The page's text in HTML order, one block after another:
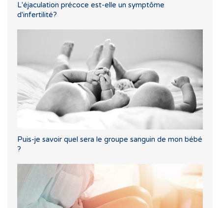
L'éjaculation précoce est-elle un symptôme
d'infertilité?
Puis-je savoir quel sera le groupe sanguin de mon bébé
?